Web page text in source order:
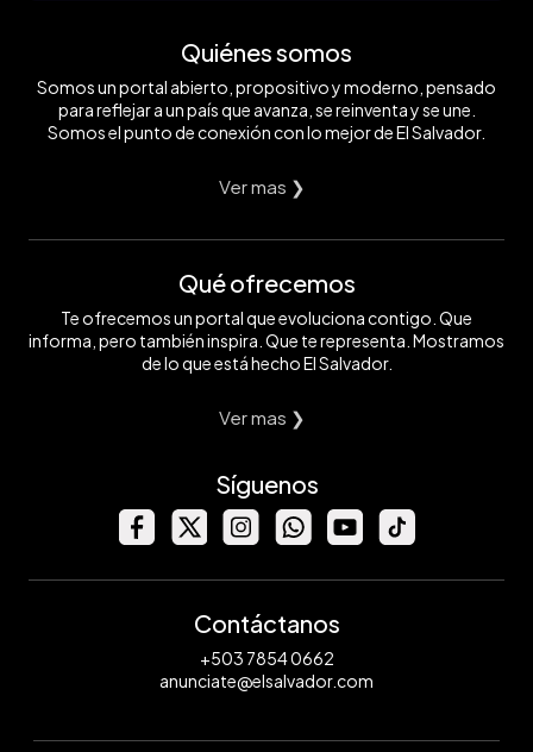
Quiénes somos
Somos un portal abierto, propositivo y moderno, pensado
para reflejar a un país que avanza, se reinventa y se une.
Somos el punto de conexión con lo mejor de El Salvador.
Ver mas ❯
Qué ofrecemos
Te ofrecemos un portal que evoluciona contigo. Que
informa, pero también inspira. Que te representa. Mostramos
de lo que está hecho El Salvador.
Ver mas ❯
Síguenos
Contáctanos
+503 7854 0662
anunciate@elsalvador.com